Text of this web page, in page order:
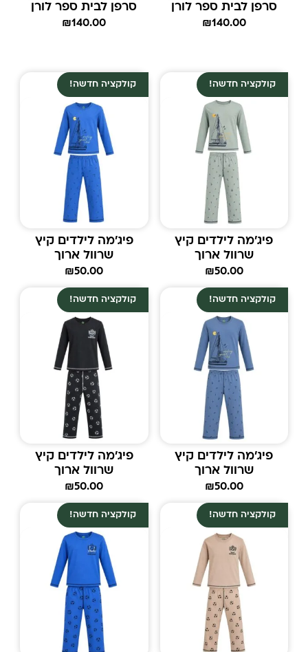
סרפן לבית ספר לורן
₪140.00
סרפן לבית ספר לורן
₪140.00
קולקציה חדשה!
פיג'מה לילדים קיץ
שרוול ארוך
₪50.00
קולקציה חדשה!
פיג'מה לילדים קיץ
שרוול ארוך
₪50.00
קולקציה חדשה!
פיג'מה לילדים קיץ
שרוול ארוך
₪50.00
קולקציה חדשה!
פיג'מה לילדים קיץ
שרוול ארוך
₪50.00
קולקציה חדשה! קולקציה חדשה!